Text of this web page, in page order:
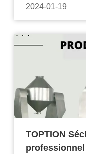
2024-01-19
TOPTION